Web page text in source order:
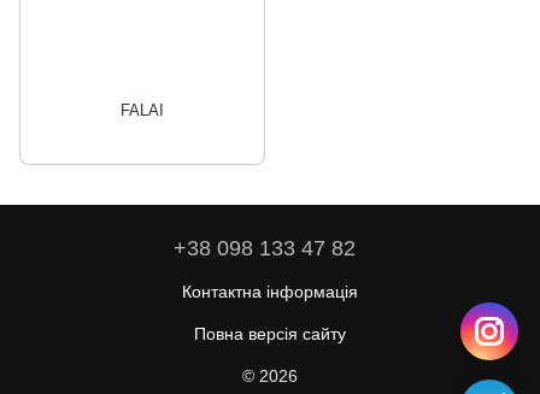
FALAI
+38 098 133 47 82
Контактна інформація
Повна версія сайту
© 2026